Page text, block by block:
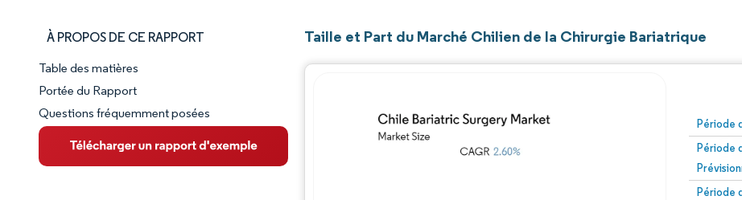
À PROPOS DE CE RAPPORT
Aperçu du marché
VUE D’ENSEMBLE DU MARCHÉ
Principales tendances du marché
Table des matières
Portée du Rapport
Questions fréquemment posées
Taille et Part du Marché Chilien de la Chirurgie Bariatrique
Période
Période
Période